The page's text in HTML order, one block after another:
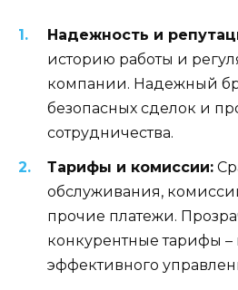
Надежность и
историю работы и
компании. Надежный
безопасных сделок и
сотрудничества.
Тарифы и комиссии:
обслуживания,
прочие платежи.
конкурентные тарифы
эффективного